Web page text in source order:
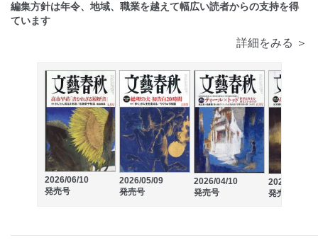
編集方針は年令、地域、職業を越えて幅広い読者からの支持を得
ています
詳細をみる ＞
2026/06/10
発売号
2026/05/09
発売号
2026/04/10
発売号
2026/03/10
発売号